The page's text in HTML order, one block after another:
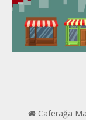
Van PERDER
BEYPER
Caferağa